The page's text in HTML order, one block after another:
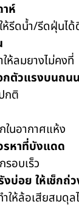
ห์
รีดน้ำ/รีดฝุ่นได้
ห้ลมยางไม่คงที่
กตัวแรงบนถน
กติ
ในอากาศแห้ง
รหาที่บังแดด
รอบเร็ว
บ่อย ให้เช็กถ่
ให้ล้อเสียสมดุล